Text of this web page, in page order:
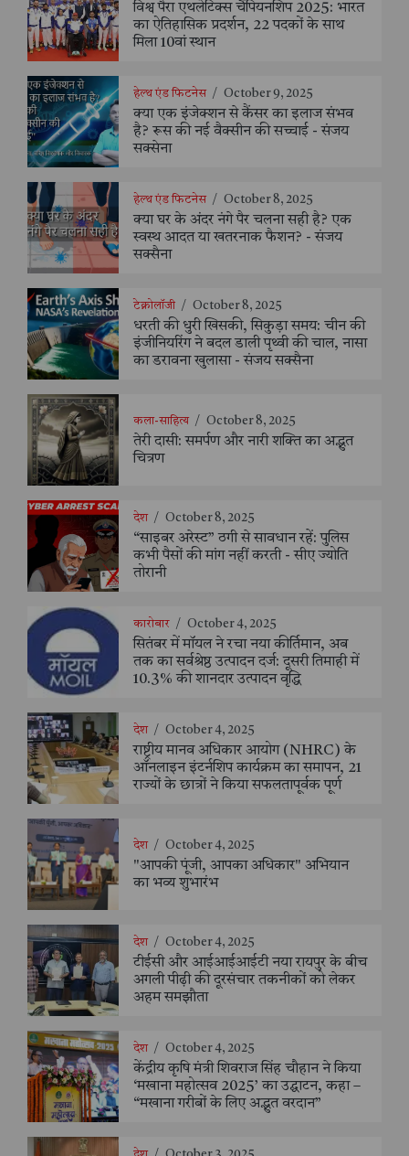
विश्व पैरा एथलेटिक्स चैंपियनशिप 2025: भारत
का ऐतिहासिक प्रदर्शन, 22 पदकों के साथ
मिला 10वां स्थान
हेल्थ एंड फिटनेस / October 9, 2025
क्या एक इंजेक्शन से कैंसर का इलाज संभव
है? रूस की नई वैक्सीन की सच्चाई - संजय
सक्सेना
हेल्थ एंड फिटनेस / October 8, 2025
क्या घर के अंदर नंगे पैर चलना सही है? एक
स्वस्थ आदत या खतरनाक फैशन? - संजय
सक्सैना
टेक्नोलॉजी / October 8, 2025
धरती की धुरी खिसकी, सिकुड़ा समय: चीन की
इंजीनियरिंग ने बदल डाली पृथ्वी की चाल, नासा
का डरावना खुलासा - संजय सक्सैना
कला-साहित्य / October 8, 2025
तेरी दासी: समर्पण और नारी शक्ति का अद्भुत
चित्रण
देश / October 8, 2025
“साइबर अरेस्ट” ठगी से सावधान रहें: पुलिस
कभी पैसों की मांग नहीं करती - सीए ज्योति
तोरानी
कारोबार / October 4, 2025
सितंबर में मॉयल ने रचा नया कीर्तिमान, अब
तक का सर्वश्रेष्ठ उत्पादन दर्ज: दूसरी तिमाही में
10.3% की शानदार उत्पादन वृद्धि
देश / October 4, 2025
राष्ट्रीय मानव अधिकार आयोग (NHRC) के
ऑनलाइन इंटर्नशिप कार्यक्रम का समापन, 21
राज्यों के छात्रों ने किया सफलतापूर्वक पूर्ण
देश / October 4, 2025
"आपकी पूंजी, आपका अधिकार" अभियान
का भव्य शुभारंभ
देश / October 4, 2025
टीईसी और आईआईआईटी नया रायपुर के बीच
अगली पीढ़ी की दूरसंचार तकनीकों को लेकर
अहम समझौता
देश / October 4, 2025
केंद्रीय कृषि मंत्री शिवराज सिंह चौहान ने किया
‘मखाना महोत्सव 2025’ का उद्घाटन, कहा –
“मखाना गरीबों के लिए अद्भुत वरदान”